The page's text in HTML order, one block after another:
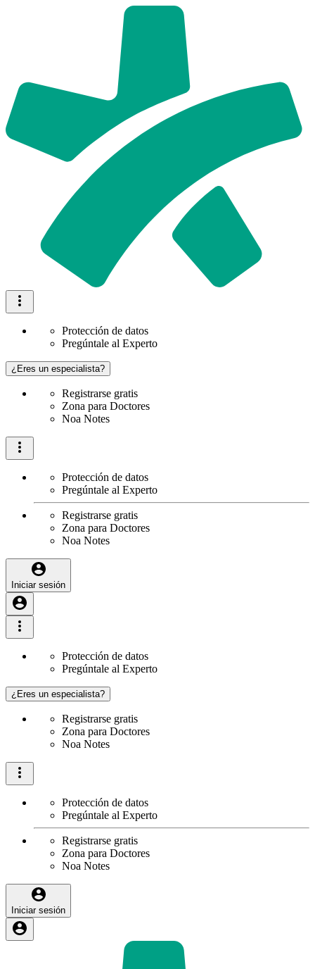
Protección de datos
Pregúntale al Experto
¿Eres un especialista?
Registrarse gratis
Zona para Doctores
Noa Notes
Protección de datos
Pregúntale al Experto
Registrarse gratis
Zona para Doctores
Noa Notes
Iniciar sesión
Protección de datos
Pregúntale al Experto
¿Eres un especialista?
Registrarse gratis
Zona para Doctores
Noa Notes
Protección de datos
Pregúntale al Experto
Registrarse gratis
Zona para Doctores
Noa Notes
Iniciar sesión